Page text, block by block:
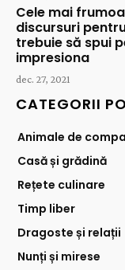
Cele mai
discursuri
trebuie să spui
impresiona
dec. 27, 2021
CATEGORII
Animale de
Casă și grădină
Rețete culinare
Timp liber
Dragoste și relații
Nunți și mirese